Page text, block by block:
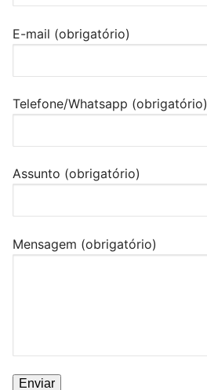
E-mail (obrigatório)
Telefone/Whatsapp (obrigatório)
Assunto (obrigatório)
Mensagem (obrigatório)